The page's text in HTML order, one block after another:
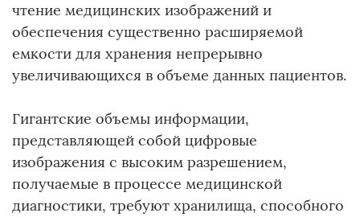
чтение медицинских изображений и
обеспечения существенно расширяемой
емкости для хранения непрерывно
увеличивающихся в объеме данных пациентов.
Гигантские объемы информации,
представляющей собой цифровые
изображения с высоким разрешением,
получаемые в процессе медицинской
диагностики, требуют хранилища, способного